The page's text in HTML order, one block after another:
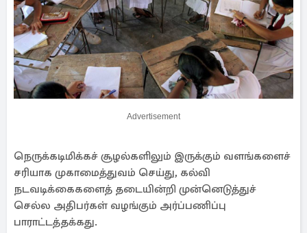
Advertisement
நெருக்கடிமிக்கச் சூழல்களிலும் இருக்கும் வளங்களைச்
சரியாக முகாமைத்துவம் செய்து, கல்வி
நடவடிக்கைகளைத் தடையின்றி முன்னெடுத்துச்
செல்ல அதிபர்கள் வழங்கும் அர்ப்பணிப்பு
பாராட்டத்தக்கது.